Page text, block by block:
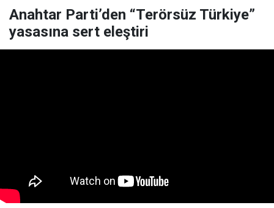
Anahtar Parti’den “Terörsüz Türkiye”
yasasına sert eleştiri